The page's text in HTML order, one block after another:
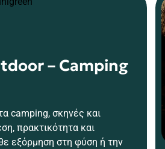
– Camping
camping, σκηνές και
πρακτικότητα και
εξόρμηση στη φύση ή την